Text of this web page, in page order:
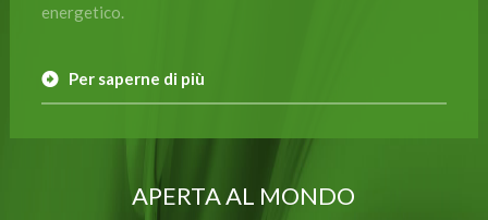
energetico.
Per saperne di più
APERTA AL MONDO